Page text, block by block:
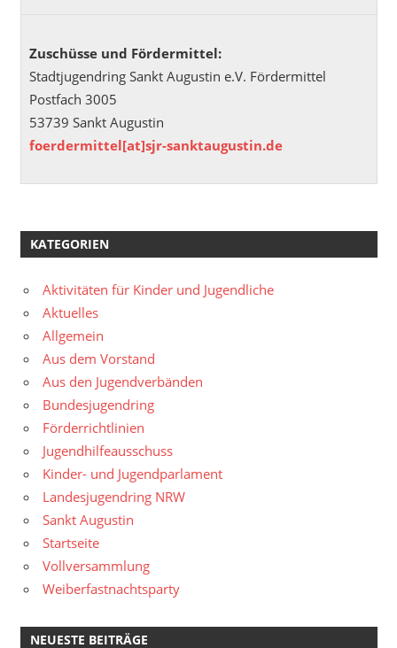
Zuschüsse und Fördermittel:
Stadtjugendring Sankt Augustin e.V. Fördermittel
Postfach 3005
53739 Sankt Augustin
foerdermittel[at]sjr-sanktaugustin.de
KATEGORIEN
Aktivitäten für Kinder und Jugendliche
Aktuelles
Allgemein
Aus dem Vorstand
Aus den Jugendverbänden
Bundesjugendring
Förderrichtlinien
Jugendhilfeausschuss
Kinder- und Jugendparlament
Landesjugendring NRW
Sankt Augustin
Startseite
Vollversammlung
Weiberfastnachtsparty
NEUESTE BEITRÄGE